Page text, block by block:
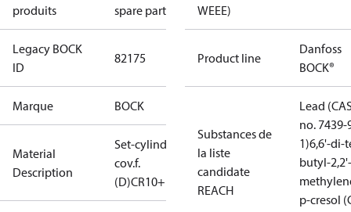
produits
spare parts
Legacy BOCK
ID
82175
Marque BOCK
Material
Description
Set-cylinder
cov.f.
(D)CR10+14
WEEE)
Product line
Danfoss
BOCK®
Substances de
la liste
candidate
REACH
Lead
no. 7439-
1)6,6'-di-
butyl-2,2'-
p-cresol